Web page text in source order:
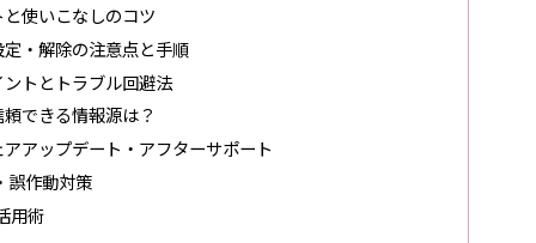
使いこなしのコツ
・解除の注意点と手順
トとトラブル回避法
できる情報源は？
アップデート・アフターサポート
誤作動対策
用術